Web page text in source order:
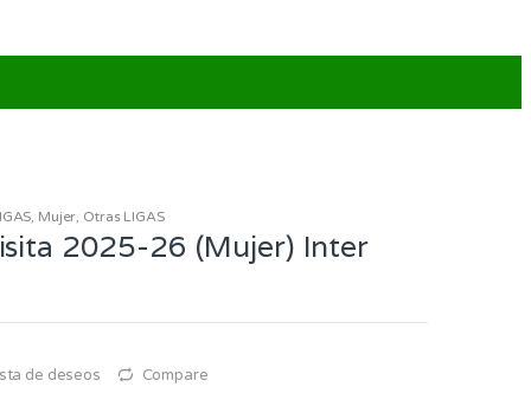
, Mujer, Otras LIGAS
2025-26 (Mujer) Inter
de deseos Compare